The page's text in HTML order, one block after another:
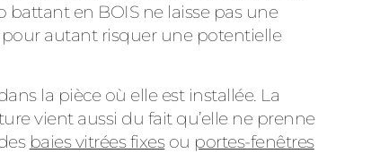
battant en BOIS ne laisse pas une
pour autant risquer une potentielle
la pièce où elle est installée. La
vient aussi du fait qu’elle ne prenne
baies vitrées fixesou portes-fenêtres